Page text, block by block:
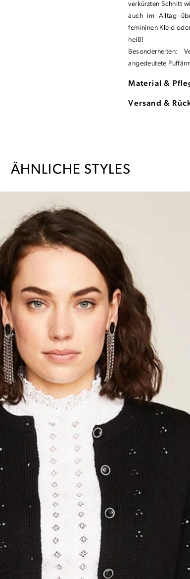
verkürzten Schnitt
auch im Alltag
femininen Kleid
heiß!
Besonderheiten:
angedeutete
Material &
Versand &
ÄHNLICHE STYLES